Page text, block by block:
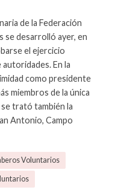
de la Federación
se desarrolló ayer, en
el ejercicio
En la
como presidente
miembros de la única
trató también la
Antonio, Campo
Voluntarios